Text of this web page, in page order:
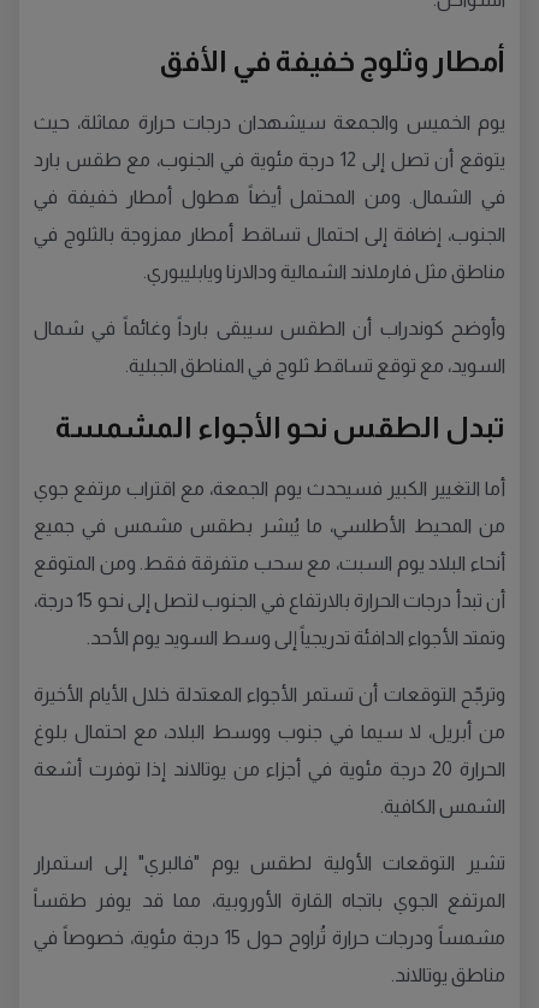
أمطار وثلوج خفيفة في الأفق
يوم الخميس والجمعة سيشهدان درجات حرارة مماثلة، حيث
يتوقع أن تصل إلى 12 درجة مئوية في الجنوب، مع طقس بارد
في الشمال. ومن المحتمل أيضاً هطول أمطار خفيفة في
الجنوب، إضافة إلى احتمال تساقط أمطار ممزوجة بالثلوج في
مناطق مثل فارملاند الشمالية ودالارنا ويابليبوري.
وأوضح كوندراب أن الطقس سيبقى بارداً وغائماً في شمال
السويد، مع توقع تساقط ثلوج في المناطق الجبلية.
تبدل الطقس نحو الأجواء المشمسة
أما التغيير الكبير فسيحدث يوم الجمعة، مع اقتراب مرتفع جوي
من المحيط الأطلسي، ما يُبشر بطقس مشمس في جميع
أنحاء البلاد يوم السبت، مع سحب متفرقة فقط. ومن المتوقع
أن تبدأ درجات الحرارة بالارتفاع في الجنوب لتصل إلى نحو 15 درجة،
وتمتد الأجواء الدافئة تدريجياً إلى وسط السويد يوم الأحد.
وترجّح التوقعات أن تستمر الأجواء المعتدلة خلال الأيام الأخيرة
من أبريل، لا سيما في جنوب ووسط البلاد، مع احتمال بلوغ
الحرارة 20 درجة مئوية في أجزاء من يوتالاند إذا توفرت أشعة
الشمس الكافية.
تشير التوقعات الأولية لطقس يوم "فالبري" إلى استمرار
المرتفع الجوي باتجاه القارة الأوروبية، مما قد يوفر طقساً
مشمساً ودرجات حرارة تُراوح حول 15 درجة مئوية، خصوصاً في
مناطق يوتالاند.